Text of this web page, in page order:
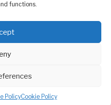
functions.
PolicyCookie Policy